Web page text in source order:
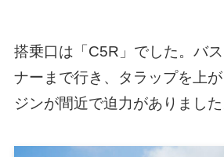
搭乗口は「C5R」でした。バ
ナーまで行き、タラップを上
ジンが間近で迫力がありました